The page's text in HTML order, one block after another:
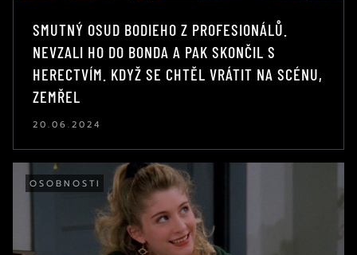
SMUTNÝ OSUD BODIEHO Z PROFESIONÁLŮ.
NEVZALI HO DO BONDA A PAK SKONČIL S
HERECTVÍM. KDYŽ SE CHTĚL VRÁTIT NA SCÉNU,
ZEMŘEL
20.06.2024
OSOBNOSTI